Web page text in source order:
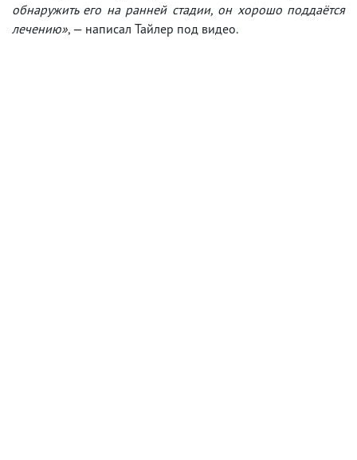
обнаружить его на ранней стадии, он хорошо поддаётся
лечению», — написал Тайлер под видео.